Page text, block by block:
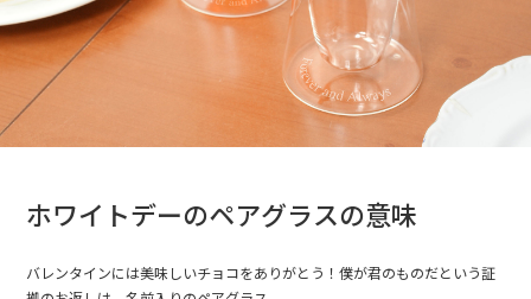
ホワイトデーのペアグラスの意味
バレンタインには美味しいチョコをありがとう！僕が君のものだという証